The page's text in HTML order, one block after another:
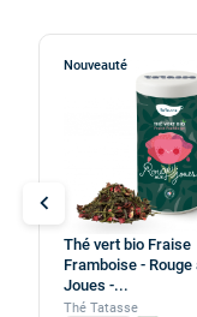
Nouveauté
Thé vert bio Fraise
Framboise - Rouge
Joues -...
Thé Tatasse
chevron_left